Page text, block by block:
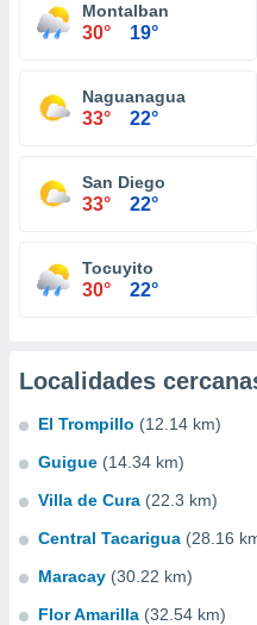
Montalban
30° 19°
Naguanagua
33° 22°
San Diego
33° 22°
Tocuyito
30° 22°
Localidades
El Trompillo (12.14 km)
Guigue (14.34 km)
Villa de Cura (22.3 km)
Central Tacarigua (28.16
Maracay (30.22 km)
Flor Amarilla (32.54 km)